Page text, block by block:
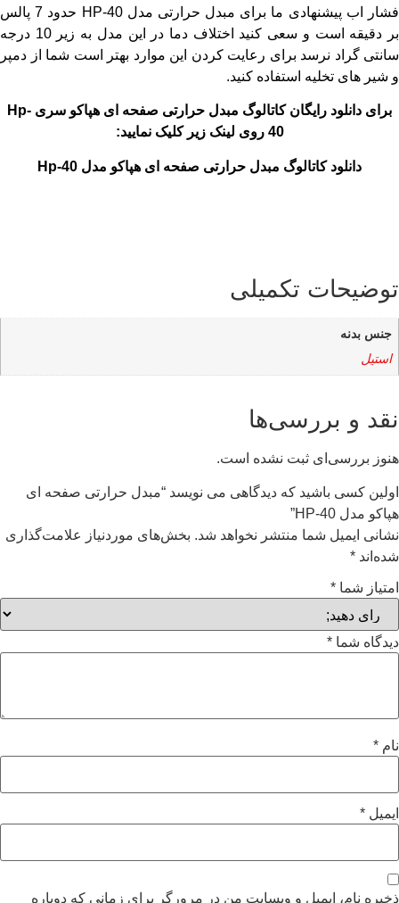
فشار اب پیشنهادی ما برای مبدل حرارتی مدل HP-40 حدود 7 پالس
بر دقیقه است و سعی کنید اختلاف دما در این مدل به زیر 10 درجه
سانتی گراد نرسد برای رعایت کردن این موارد بهتر است شما از دمپر
و شیر های تخلیه استفاده کنید.
برای دانلود رایگان کاتالوگ مبدل حرارتی صفحه ای هپاکو سری Hp-
40 روی لینک زیر کلیک نمایید:
دانلود کاتالوگ مبدل حرارتی صفحه ای هپاکو مدل Hp-40
توضیحات تکمیلی
جنس بدنه
استیل
نقد و بررسی‌ها
هنوز بررسی‌ای ثبت نشده است.
اولین کسی باشید که دیدگاهی می نویسد “مبدل حرارتی صفحه ای
هپاکو مدل HP-40”
نشانی ایمیل شما منتشر نخواهد شد. بخش‌های موردنیاز علامت‌گذاری
شده‌اند *
امتیاز شما *
دیدگاه شما *
نام *
ایمیل *
ذخیره نام، ایمیل و وبسایت من در مرورگر برای زمانی که دوباره